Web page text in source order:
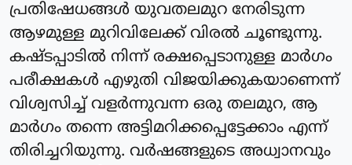
പ്രതിഷേധങ്ങൾ യുവതലമുറ നേരിടുന്ന
ആഴമുള്ള മുറിവിലേക്ക് വിരൽ ചൂണ്ടുന്നു.
കഷ്ടപ്പാടിൽ നിന്ന് രക്ഷപ്പെടാനുള്ള മാർഗം
പരീക്ഷകൾ എഴുതി വിജയിക്കുകയാണെന്ന്
വിശ്വസിച്ച് വളർന്നുവന്ന ഒരു തലമുറ, ആ
മാർഗം തന്നെ അട്ടിമറിക്കപ്പെട്ടേക്കാം എന്ന്
തിരിച്ചറിയുന്നു. വർഷങ്ങളുടെ അധ്വാനവും